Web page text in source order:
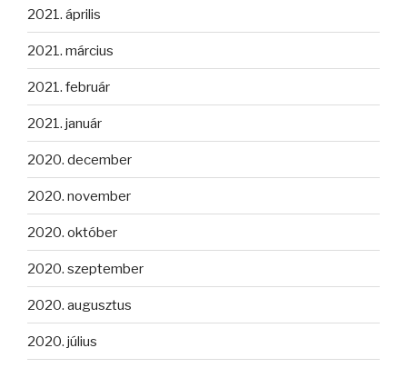
2021. április
2021. március
2021. február
2021. január
2020. december
2020. november
2020. október
2020. szeptember
2020. augusztus
2020. július